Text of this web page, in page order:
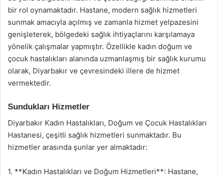
bir rol oynamaktadır. Hastane, modern sağlık hizmetleri
sunmak amacıyla açılmış ve zamanla hizmet yelpazesini
genişleterek, bölgedeki sağlık ihtiyaçlarını karşılamaya
yönelik çalışmalar yapmıştır. Özellikle kadın doğum ve
çocuk hastalıkları alanında uzmanlaşmış bir sağlık kurumu
olarak, Diyarbakır ve çevresindeki illere de hizmet
vermektedir.
Sundukları Hizmetler
Diyarbakır Kadın Hastalıkları, Doğum ve Çocuk Hastalıkları
Hastanesi, çeşitli sağlık hizmetleri sunmaktadır. Bu
hizmetler arasında şunlar yer almaktadır:
1. **Kadın Hastalıkları ve Doğum Hizmetleri**: Hastane,